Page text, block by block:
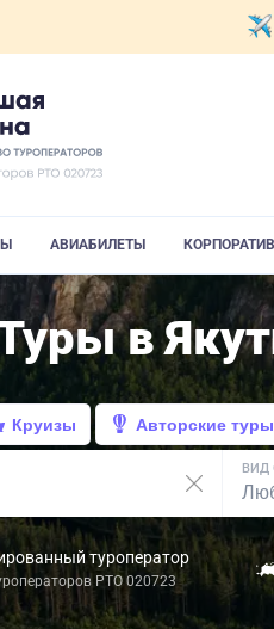
АВИАБИЛЕТЫ
в
Круизы Авторские туры
ВИД
туроператор
РТО 020723